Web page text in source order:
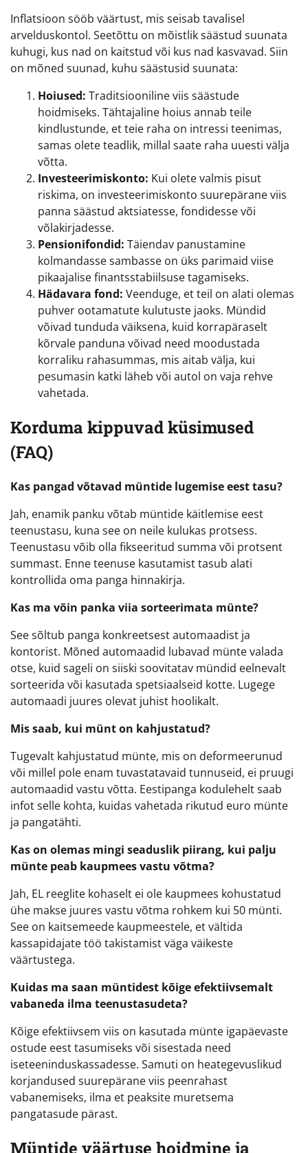
Inflatsioon sööb väärtust, mis seisab tavalisel
arvelduskontol. Seetõttu on mõistlik säästud suunata
kuhugi, kus nad on kaitstud või kus nad kasvavad. Siin
on mõned suunad, kuhu säästusid suunata:
Hoiused: Traditsiooniline viis säästude
hoidmiseks. Tähtajaline hoius annab teile
kindlustunde, et teie raha on intressi teenimas,
samas olete teadlik, millal saate raha uuesti välja
võtta.
Investeerimiskonto: Kui olete valmis pisut
riskima, on investeerimiskonto suurepärane viis
panna säästud aktsiatesse, fondidesse või
võlakirjadesse.
Pensionifondid: Täiendav panustamine
kolmandasse sambasse on üks parimaid viise
pikaajalise finantsstabiilsuse tagamiseks.
Hädavara fond: Veenduge, et teil on alati olemas
puhver ootamatute kulutuste jaoks. Mündid
võivad tunduda väiksena, kuid korrapäraselt
kõrvale panduna võivad need moodustada
korraliku rahasummas, mis aitab välja, kui
pesumasin katki läheb või autol on vaja rehve
vahetada.
Korduma kippuvad küsimused
(FAQ)
Kas pangad võtavad müntide lugemise eest tasu?
Jah, enamik panku võtab müntide käitlemise eest
teenustasu, kuna see on neile kulukas protsess.
Teenustasu võib olla fikseeritud summa või protsent
summast. Enne teenuse kasutamist tasub alati
kontrollida oma panga hinnakirja.
Kas ma võin panka viia sorteerimata münte?
See sõltub panga konkreetsest automaadist ja
kontorist. Mõned automaadid lubavad münte valada
otse, kuid sageli on siiski soovitatav mündid eelnevalt
sorteerida või kasutada spetsiaalseid kotte. Lugege
automaadi juures olevat juhist hoolikalt.
Mis saab, kui münt on kahjustatud?
Tugevalt kahjustatud münte, mis on deformeerunud
või millel pole enam tuvastatavaid tunnuseid, ei pruugi
automaadid vastu võtta. Eestipanga kodulehelt saab
infot selle kohta, kuidas vahetada rikutud euro münte
ja pangatähti.
Kas on olemas mingi seaduslik piirang, kui palju
münte peab kaupmees vastu võtma?
Jah, EL reeglite kohaselt ei ole kaupmees kohustatud
ühe makse juures vastu võtma rohkem kui 50 münti.
See on kaitsemeede kaupmeestele, et vältida
kassapidajate töö takistamist väga väikeste
väärtustega.
Kuidas ma saan müntidest kõige efektiivsemalt
vabaneda ilma teenustasudeta?
Kõige efektiivsem viis on kasutada münte igapäevaste
ostude eest tasumiseks või sisestada need
iseteeninduskassadesse. Samuti on heategevuslikud
korjandused suurepärane viis peenrahast
vabanemiseks, ilma et peaksite muretsema
pangatasude pärast.
Müntide väärtuse hoidmine ja